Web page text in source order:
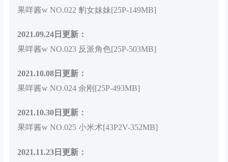
果咩酱w NO.022 豹女妹妹[25P-149MB]
2021.09.24日更新：
果咩酱w NO.023 反派角色[25P-503MB]
2021.10.08日更新：
果咩酱w NO.024 余刚[25P-493MB]
2021.10.30日更新：
果咩酱w NO.025 小米术[43P2V-352MB]
2021.11.23日更新：